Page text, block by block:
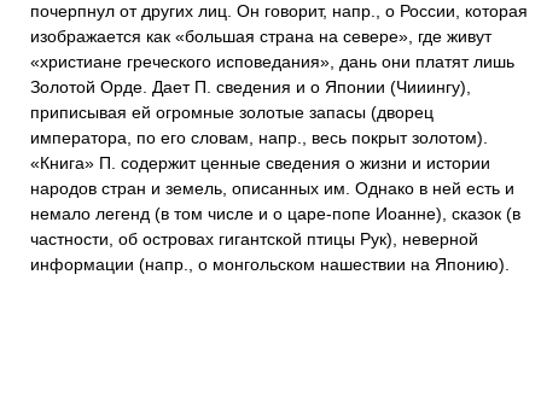
почерпнул от других лиц. Он говорит, напр., о России, которая
изображается как «большая страна на севере», где живут
«христиане греческого исповедания», дань они платят лишь
Золотой Орде. Дает П. сведения и о Японии (Чииингу),
приписывая ей огромные золотые запасы (дворец
императора, по его словам, напр., весь покрыт золотом).
«Книга» П. содержит ценные сведения о жизни и истории
народов стран и земель, описанных им. Однако в ней есть и
немало легенд (в том числе и о царе-попе Иоанне), сказок (в
частности, об островах гигантской птицы Рук), неверной
информации (напр., о монгольском нашествии на Японию).